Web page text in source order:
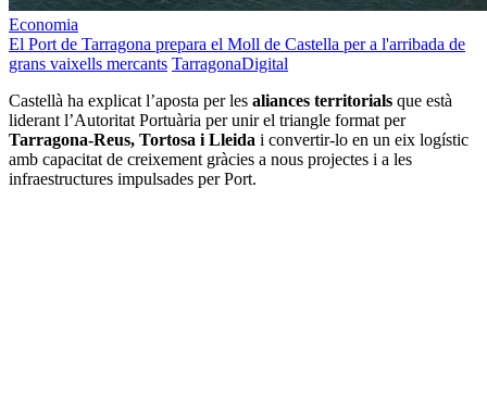
Economia
El Port de Tarragona prepara el Moll de Castella per a l'arribada de
grans vaixells mercants TarragonaDigital
Castellà ha explicat l’aposta per les aliances territorials que està
liderant l’Autoritat Portuària per unir el triangle format per
Tarragona-Reus, Tortosa i Lleida i convertir-lo en un eix logístic
amb capacitat de creixement gràcies a nous projectes i a les
infraestructures impulsades per Port.